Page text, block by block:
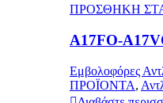
ΠΡΟΣΘΗΚΗ
A17FO-
Εμβολοφόρες
ΠΡΟΪΟΝΤΑ,